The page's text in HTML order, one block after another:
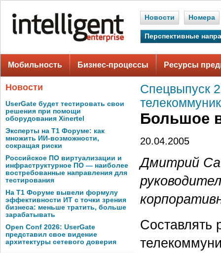
Новости Номера
Перспективные
Мобильность Бизнес-процессы Ресурсы
Новости
UserGate будет тестировать свои
решения при помощи
оборудования Xinertel
Эксперты на Т1 Форуме: как
множить ИИ-возможности,
сокращая риски
Российское ПО виртуализации и
инфраструктурное ПО — наиболее
востребованные направления для
тестирования
На Т1 Форуме вывели формулу
эффективности ИТ с точки зрения
бизнеса: меньше тратить, больше
зарабатывать
Open Conf 2026: UserGate
представил свое видение
архитектуры сетевого доверия
Спецвыпуск
Большое
20.04.2005
Дмитрий
Составлять